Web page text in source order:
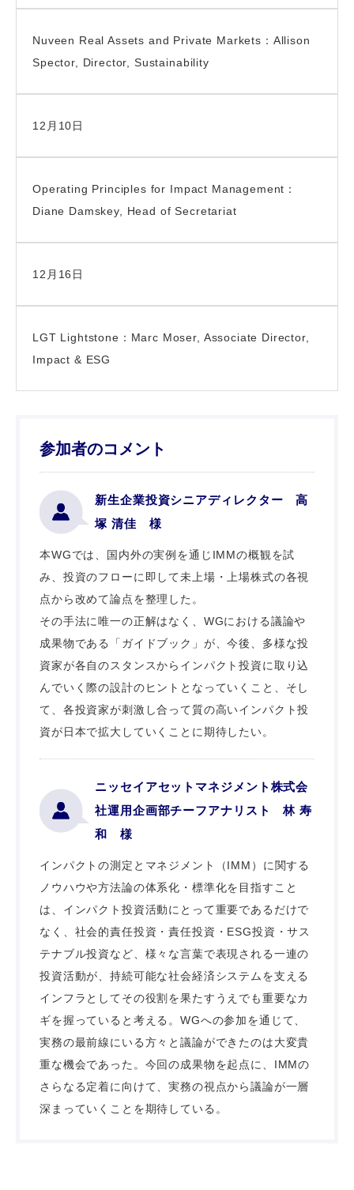
Nuveen Real Assets and Private Markets：Allison
Spector, Director, Sustainability
12月10日
Operating Principles for Impact Management：
Diane Damskey, Head of Secretariat
12月16日
LGT Lightstone：Marc Moser, Associate Director,
Impact & ESG
参加者のコメント
新生企業投資シニアディレクター 高
塚 清佳 様
本WGでは、国内外の実例を通じIMMの概観を試
み、投資のフローに即して未上場・上場株式の各視
点から改めて論点を整理した。
その手法に唯一の正解はなく、WGにおける議論や
成果物である「ガイドブック」が、今後、多様な投
資家が各自のスタンスからインパクト投資に取り込
んでいく際の設計のヒントとなっていくこと、そし
て、各投資家が刺激し合って質の高いインパクト投
資が日本で拡大していくことに期待したい。
ニッセイアセットマネジメント株式会
社運用企画部チーフアナリスト 林 寿
和 様
インパクトの測定とマネジメント（IMM）に関する
ノウハウや方法論の体系化・標準化を目指すこと
は、インパクト投資活動にとって重要であるだけで
なく、社会的責任投資・責任投資・ESG投資・サス
テナブル投資など、様々な言葉で表現される一連の
投資活動が、持続可能な社会経済システムを支える
インフラとしてその役割を果たすうえでも重要なカ
ギを握っていると考える。WGへの参加を通じて、
実務の最前線にいる方々と議論ができたのは大変貴
重な機会であった。今回の成果物を起点に、IMMの
さらなる定着に向けて、実務の視点から議論が一層
深まっていくことを期待している。